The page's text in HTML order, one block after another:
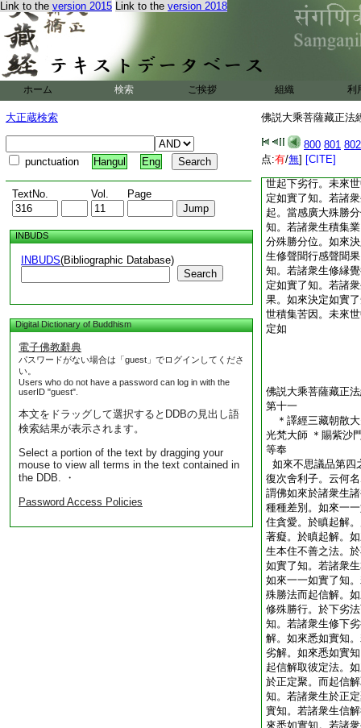
Link to the version 2015 Link to the version 2018
ホーム 検索 ご挨拶 組織 利
大正蔵検索
punctuation Hangul Eng
TextNo. Vol. Page
INBUDS
INBUDS(Bibliographic Database)
Search
Digital Dictionary of Buddhism
電子佛教辭典
パスワードがない場合は「guest」でログインしてくださ
い。
Users who do not have a password can log in with the
userID "guest".
本文をドラッグして選択するとDDBの見出し語
検索結果が表示されます。
Select a portion of the text by dragging your
mouse to view all terms in the text contained in
the DDB. ・
Password Access Policies
佛説大乘菩薩藏正法
800 801 802
点:有/無] [CITE]
與如來同其法者
佛説大乘菩薩藏正
諸果報等。皆
諸如來應供正等正
果。如來一一如實
業。集不善因離諸
果。如來一一如實
因。於未來世感下
了知。若諸衆生積
勝分位。於未來世
定如實了知。若諸
世起下劣行。未來
定如實了知。若諸
起。當感廣大殊勝
知。若諸衆生積集
分殊勝分位。如來
生修聲聞行感聲聞
知。若諸衆生修縁
定如實了知。若諸
果。如來決定如實
世積集苦因。未來
定如
佛説大乘菩薩藏正
第十一
＊譯經三藏朝散
光梵大師 ＊賜紫沙
等奉
如來不思議品第四
復次舍利子。云何
謂佛如來於諸衆生
種種差別。如來一
住貪愛。於瞋起解
著癡。於瞋起解。
生本住不善之法。
如實了知。若諸衆
如來一一如實了知
殊勝法而起信解。
修殊勝行。於下劣
知。若諸衆生修下
解。如來悉如實知
劣解。如來悉如實
起信解取彼定法。
於正定聚。而起信
知。若諸衆生於正
實知。若諸衆生信
來悉如實知。若諸